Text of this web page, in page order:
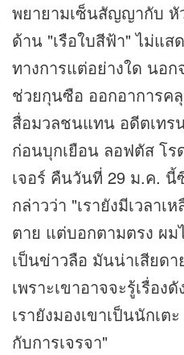
พยายามเซ็นสัญญากับ หั
ด้าน "เรือใบสีฟ้า" ไม่แส
ทางการแต่อย่างใด นอ
ช่วยกุนซือ ออกอาการค
สื่อมวลชนแทน อดีตเทร
ก่อนบุกเยือน ลอฟตัส โ
เจอร์ คืนวันที่ 29 ม.ค.
กล่าวว่า "เรายังมีเวลา
ตาย แต่บอกตามตรง ผ
เป็นข่าวลือ มันน่าเสียด
เพราะเขาอาจจะรู้เรื่อ
เรายังมองเขาเป็นนักเ
กับการเจรจา"